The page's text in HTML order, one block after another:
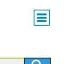
Main
menu